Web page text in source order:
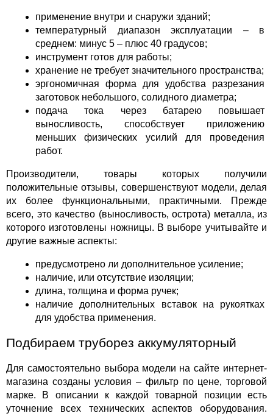
применение внутри и снаружи зданий;
температурный диапазон эксплуатации – в
среднем: минус 5 – плюс 40 градусов;
инструмент готов для работы;
хранение не требует значительного пространства;
эргономичная форма для удобства разрезания
заготовок небольшого, солидного диаметра;
подача тока через батарею повышает
выносливость, способствует приложению
меньших физических усилий для проведения
работ.
Производители, товары которых получили
положительные отзывы, совершенствуют модели, делая
их более функциональными, практичными. Прежде
всего, это качество (выносливость, острота) металла, из
которого изготовлены ножницы. В выборе учитывайте и
другие важные аспекты:
предусмотрено ли дополнительное усиление;
наличие, или отсутствие изоляции;
длина, толщина и форма ручек;
наличие дополнительных вставок на рукоятках
для удобства применения.
Подбираем труборез аккумуляторный
Для самостоятельно выбора модели на сайте интернет-
магазина созданы условия – фильтр по цене, торговой
марке. В описании к каждой товарной позиции есть
уточнение всех технических аспектов оборудования.